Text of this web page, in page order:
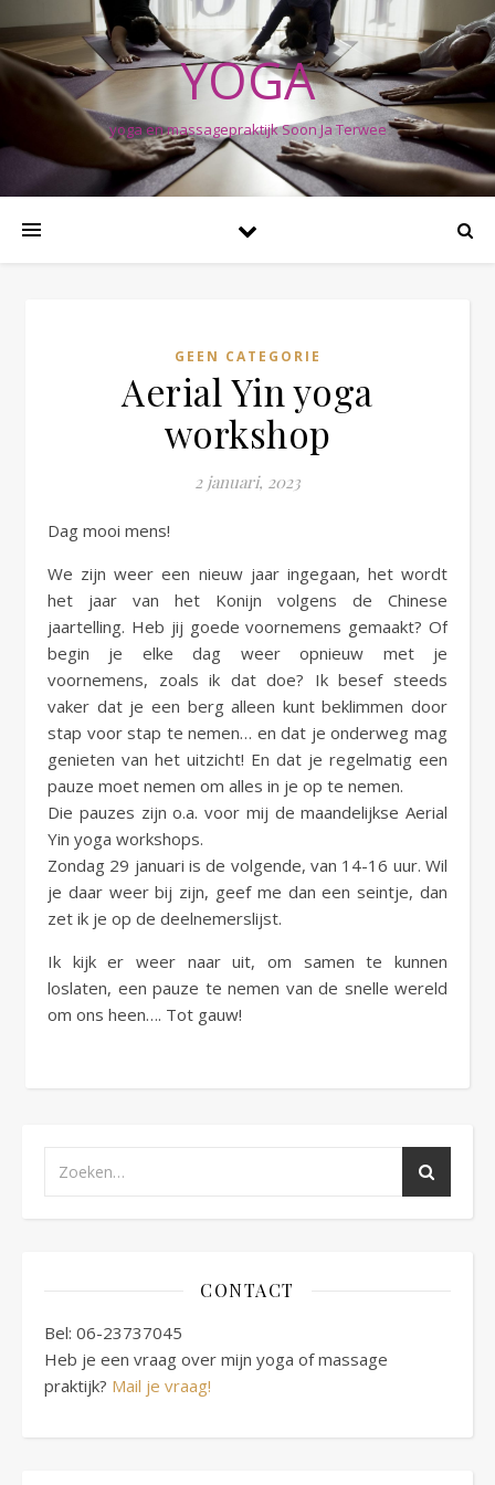
YOGA
yoga en massagepraktijk Soon Ja Terwee
GEEN CATEGORIE
Aerial Yin yoga
workshop
2 januari, 2023
Dag mooi mens!
We zijn weer een nieuw jaar ingegaan, het wordt
het jaar van het Konijn volgens de Chinese
jaartelling. Heb jij goede voornemens gemaakt? Of
begin je elke dag weer opnieuw met je
voornemens, zoals ik dat doe? Ik besef steeds
vaker dat je een berg alleen kunt beklimmen door
stap voor stap te nemen… en dat je onderweg mag
genieten van het uitzicht! En dat je regelmatig een
pauze moet nemen om alles in je op te nemen.
Die pauzes zijn o.a. voor mij de maandelijkse Aerial
Yin yoga workshops.
Zondag 29 januari is de volgende, van 14-16 uur. Wil
je daar weer bij zijn, geef me dan een seintje, dan
zet ik je op de deelnemerslijst.
Ik kijk er weer naar uit, om samen te kunnen
loslaten, een pauze te nemen van de snelle wereld
om ons heen…. Tot gauw!
CONTACT
Bel: 06-23737045
Heb je een vraag over mijn yoga of massage
praktijk? Mail je vraag!